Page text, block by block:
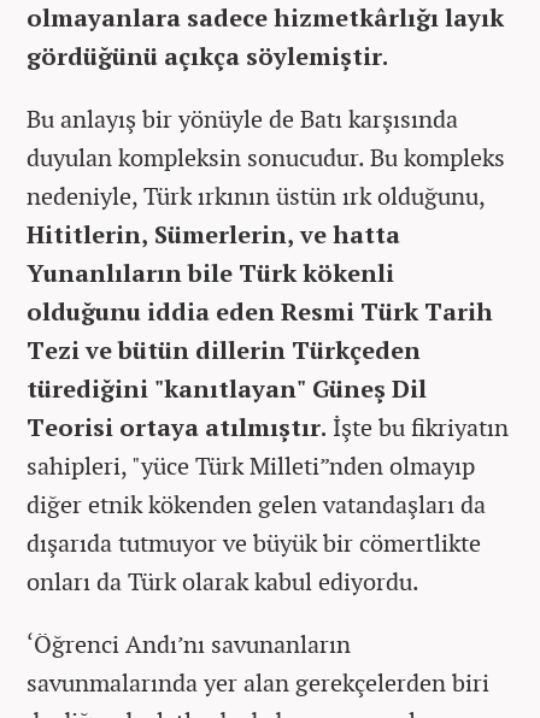
olmayanlara sadece hizmetkârlığı layık
gördüğünü açıkça söylemiştir.
Bu anlayış bir yönüyle de Batı karşısında
duyulan kompleksin sonucudur. Bu kompleks
nedeniyle, Türk ırkının üstün ırk olduğunu,
Hititlerin, Sümerlerin, ve hatta
Yunanlıların bile Türk kökenli
olduğunu iddia eden Resmi Türk Tarih
Tezi ve bütün dillerin Türkçeden
türediğini "kanıtlayan" Güneş Dil
Teorisi ortaya atılmıştır. İşte bu fikriyatın
sahipleri, "yüce Türk Milleti”nden olmayıp
diğer etnik kökenden gelen vatandaşları da
dışarıda tutmuyor ve büyük bir cömertlikte
onları da Türk olarak kabul ediyordu.
‘Öğrenci Andı’nı savunanların
savunmalarında yer alan gerekçelerden biri